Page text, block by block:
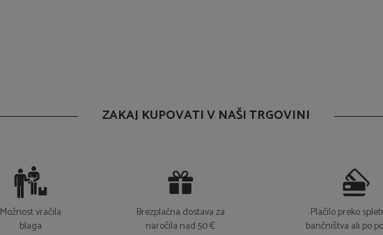
ZAKAJ KUPOVATI V NAŠI TRGOVINI
Možnost vračila
blaga
Brezplačna dostava za
naročila nad 50 €
Plačilo preko
bančništva ali po